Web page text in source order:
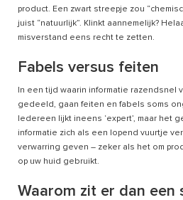
product. Een zwart streepje zou
juist “natuurlijk”. Klinkt aannemelijk?
misverstand eens recht te zetten.
Fabels versus feiten
In een tijd waarin informatie razendsnel
gedeeld, gaan feiten en fabels soms
Iedereen lijkt ineens ‘expert’, maar het
informatie zich als een lopend vuurtje
verwarring geven – zeker als het om
op uw huid gebruikt.
Waarom zit er dan een